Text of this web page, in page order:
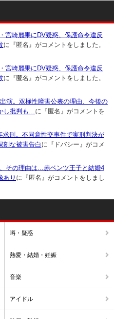
宮崎麗果にDV疑惑、保護命令違反
に『匿名』がコメントをしました。
宮崎麗果にDV疑惑、保護命令違反
に『匿名』がコメントをしました。
演。双極性障害公表の理由、今後の
し批判も… に『匿名』がコメントを
刑。不同意性交事件で実刑判決が
な被害告白 に『ドバシー』がコメ
その理由は…赤ベンツ王子と結婚4
あり に『匿名』がコメントをしまし
噂・疑惑
熱愛・結婚・妊娠
音楽
アイドル